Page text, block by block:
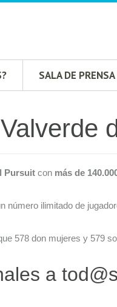
SALA DE PRENSA
Pursuit con más de
número ilimitado de
578 don mujeres y 579
a